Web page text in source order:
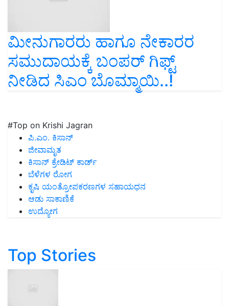
ಮೀನುಗಾರರು ಹಾಗೂ ನೇಕಾರರ
ಸಮುದಾಯಕ್ಕೆ ಬಂಪರ್‌ ಗಿಫ್ಟ್‌
ನೀಡಿದ ಸಿಎಂ ಬೊಮ್ಮಾಯಿ..!
#Top on Krishi Jagran
ಪಿ.ಎಂ. ಕಿಸಾನ್
ಜೀವಾಮೃತ
ಕಿಸಾನ್ ಕ್ರೇಡಿಟ್ ಕಾರ್ಡ್
ಬೆಳೆಗಳ ರೋಗ
ಕೃಷಿ ಯಂತ್ರೋಪಕರಣಗಳ ಸಹಾಯಧನ
ಆಡು ಸಾಕಾಣಿಕೆ
ಉದ್ಯೋಗ
Top Stories